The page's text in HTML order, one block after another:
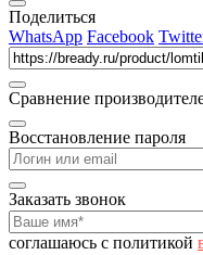
Поделиться
WhatsApp Facebook
Сравнение
Восстановление пароля
Заказать звонок
соглашаюсь с политикой